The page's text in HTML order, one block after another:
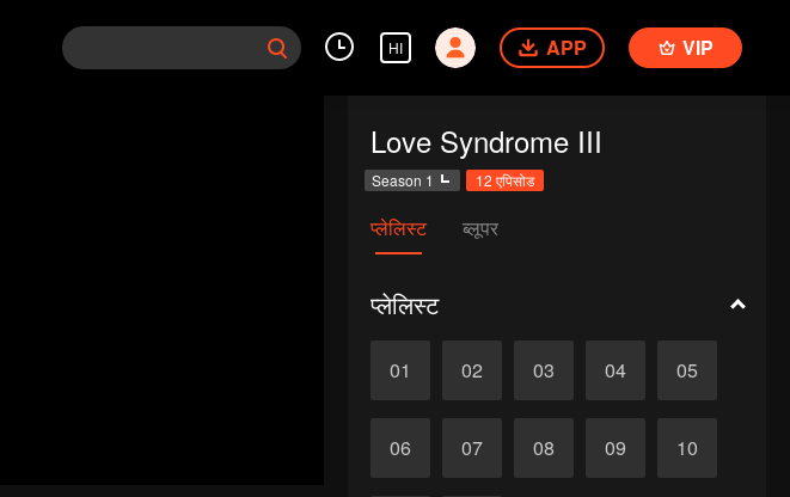
HI APP VIP
Love Syndrome III
Season 1 12 एपिसोड
प्लेलिस्ट ब्लूपर
प्लेलिस्ट
01 02 03 04 05
06 07 08 09 10